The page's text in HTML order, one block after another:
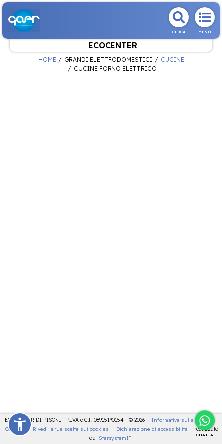
CERCA MENU
ECOCENTER
CHATTA
HOME GRANDI ELETTRODOMESTICI
CUCINE
CUCINE FORNO ELETTRICO
ECOCENTER DI PISONI - P.IVA e C.F. 08915190154 - © 2026 - Informativa sulla privacy
-
Cookies
- Rivedi le tue scelte sui cookies - Dichiarazione di accessibilità - realizzato
da
StarsystemIT